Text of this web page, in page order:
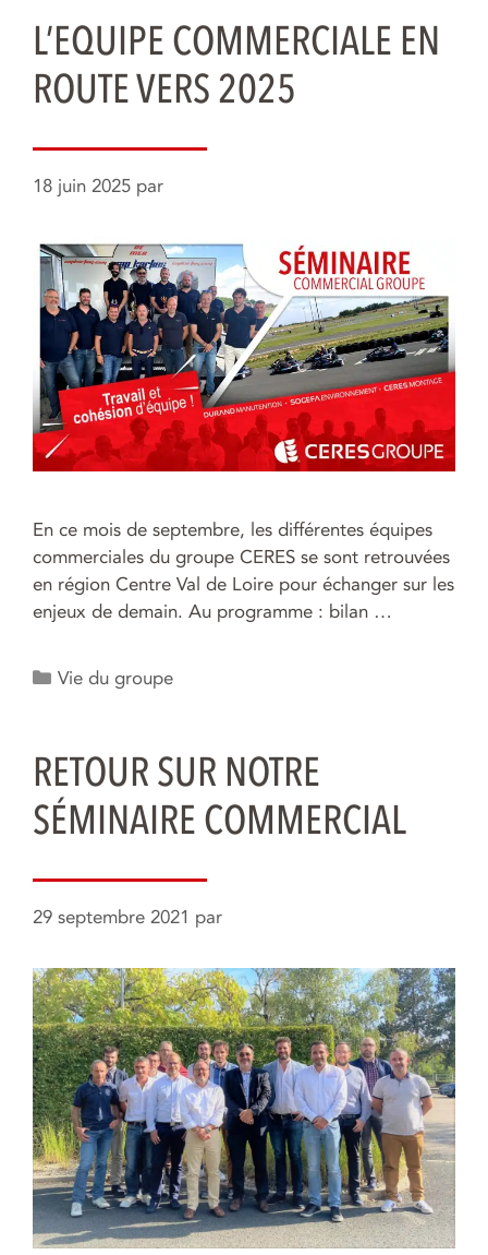
L’EQUIPE COMMERCIALE EN
ROUTE VERS 2025
18 juin 2025 par
En ce mois de septembre, les différentes équipes
commerciales du groupe CERES se sont retrouvées
en région Centre Val de Loire pour échanger sur les
enjeux de demain. Au programme : bilan …
Catégories
Vie du groupe
RETOUR SUR NOTRE
SÉMINAIRE COMMERCIAL
29 septembre 2021 par